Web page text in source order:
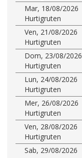
Mar, 18/08/2026
Hurtigruten
Ven, 21/08/2026
Hurtigruten
Dom, 23/08/2026
Hurtigruten
Lun, 24/08/2026
Hurtigruten
Mer, 26/08/2026
Hurtigruten
Ven, 28/08/2026
Hurtigruten
Sab, 29/08/2026